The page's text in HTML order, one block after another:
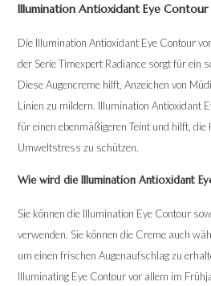
Illumination Antioxidant Eye Contour
Die Illumination Antioxidant Eye Contour
der Serie Timexpert Radiance sorgt für ein
Diese Augencreme hilft, Anzeichen von
Linien zu mildern. Illumination Antioxidant
für einen ebenmäßigeren Teint und hilft, die
Umweltstress zu schützen.
Wie wird die Illumination Antioxidant
Sie können die Illumination Eye Contour
verwenden. Sie können die Creme auch
um einen frischen Augenaufschlag zu
Illuminating Eye Contour vor allem im